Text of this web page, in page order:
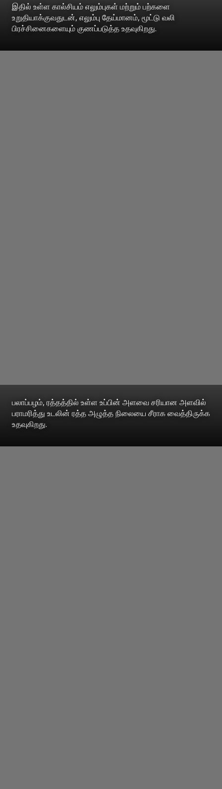
இதில் உள்ள கால்சியம் எலும்புகள் மற்றும் பற்களை
உறுதியாக்குவதுடன், எலும்பு தேய்மானம், மூட்டு வலி
பிரச்சினைகளையும் குணப்படுத்த உதவுகிறது.
பலாப்பழம், ரத்தத்தில் உள்ள உப்பின் அளவை சரியான அளவில்
பராமரித்து உடலின் ரத்த அழுத்த நிலையை சீராக வைத்திருக்க
உதவுகிறது.